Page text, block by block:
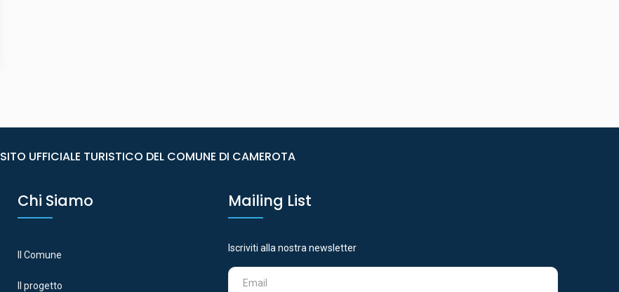
SITO UFFICIALE TURISTICO DEL COMUNE DI CAMEROTA
Chi Siamo
Il Comune
Il progetto
Mailing List
Iscriviti alla nostra newsletter